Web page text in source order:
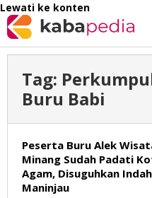
Lewati ke konten
Tag:
Buru Babi
Peserta Buru Alek
Minang Sudah Padati
Agam, Disuguhkan
Maninjau